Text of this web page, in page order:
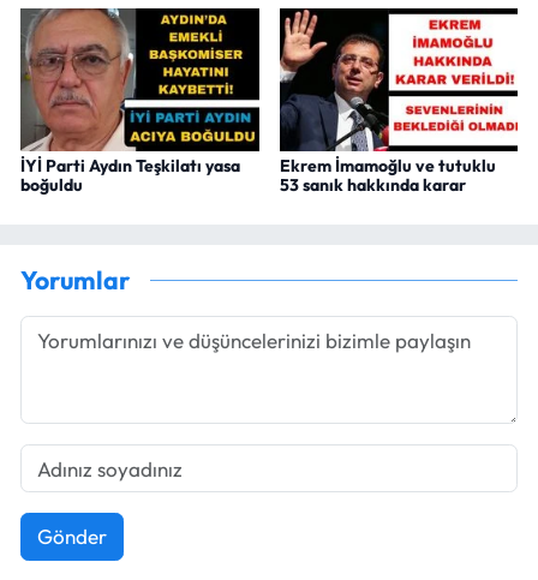
İYİ Parti Aydın Teşkilatı yasa
boğuldu
Ekrem İmamoğlu ve tutuklu
53 sanık hakkında karar
Yorumlar
Gönder